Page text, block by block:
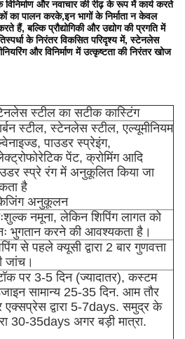
और नवाचार की रीढ़ के रूप में कार्य करते
का पालन करके,इन भागों के निर्माता न केवल
हैं, बल्कि प्रौद्योगिकी और उद्योग की प्रगति में
के निरंतर विकसित परिदृश्य में, स्टेनलेस
और विनिर्माण में उत्कृष्टता की निरंतर खोज
स्टील का सटीक कास्टिंग
स्टील, स्टेनलेस स्टील, एल्यूमीनियम
पाउडर स्प्रेइंग,
पेंट, क्रोमिंग आदि
स्प्रे रंग में अनुकूलित किया जा
है
अनुकूलन
नमूना, लेकिन शिपिंग लागत को
भुगतान करने की आवश्यकता है।
से पहले क्यूसी द्वारा 2 बार गुणवत्ता
जांच।
पर 3-5 दिन (ज्यादातर), कस्टम
सामान्य 25-35 दिन. आम तौर
एक्सप्रेस द्वारा 5-7days. समुद्र के
30-35days अगर बड़ी मात्रा.